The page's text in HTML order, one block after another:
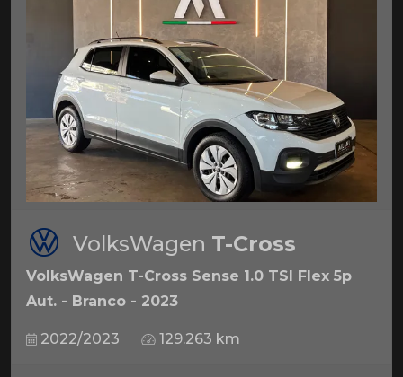
VolksWagen T-Cross
VolksWagen T-Cross Sense 1.0 TSI Flex 5p
Aut. - Branco - 2023
2022/2023 129.263 km